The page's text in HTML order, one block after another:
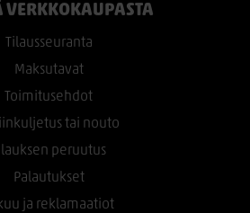
VERKKOKAUPASTA
Tilausseuranta
Maksutavat
Toimitusehdot
tai nouto
peruutus
Palautukset
ja reklamaatiot